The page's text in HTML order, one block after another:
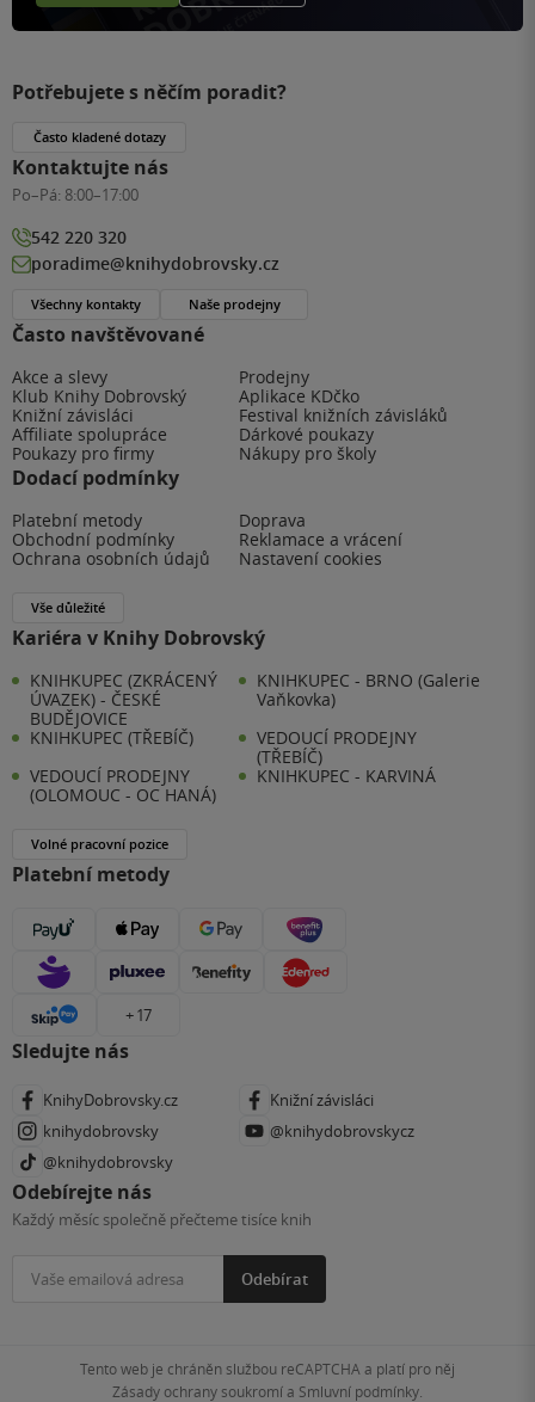
Často navštěvované
Akce a slevy
Prodejny
Klub Knihy Dobrovský
Aplikace KDčko
Knižní závisláci
Festival knižních závisláků
Affiliate spolupráce
Dárkové poukazy
Poukazy pro firmy
Nákupy pro školy
Dodací podmínky
Platební metody
Doprava
Obchodní podmínky
Reklamace a vrácení
Ochrana osobních údajů
Nastavení cookies
Vše důležité
Kariéra v Knihy Dobrovský
KNIHKUPEC (ZKRÁCENÝ
ÚVAZEK) - ČESKÉ
BUDĚJOVICE
KNIHKUPEC - BRNO (Galerie
Vaňkovka)
KNIHKUPEC (TŘEBÍČ)
VEDOUCÍ PRODEJNY
(TŘEBÍČ)
VEDOUCÍ PRODEJNY
(OLOMOUC - OC HANÁ)
KNIHKUPEC - KARVINÁ
Volné pracovní pozice
Platební metody
+ 17
Sledujte nás
KnihyDobrovsky.cz
Knižní závisláci
knihydobrovsky
@knihydobrovskycz
@knihydobrovsky
Odebírejte nás
Každý měsíc společně přečteme tisíce knih
Odebírat
Potřebujete s něčím poradit?
Často kladené dotazy
Kontaktujte nás
Po–Pá: 8:00–17:00
542 220 320
poradime@knihydobrovsky.cz
Všechny kontakty Naše prodejny
Tento web je chráněn službou reCAPTCHA a platí pro něj
Zásady ochrany soukromía Smluvní podmínky.